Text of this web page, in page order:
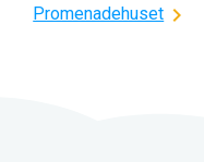
Promenadehuset